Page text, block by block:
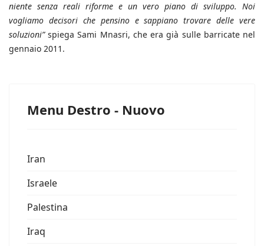
niente senza reali riforme e un vero piano di sviluppo. Noi
vogliamo decisori che pensino e sappiano trovare delle vere
soluzioni”spiega Sami Mnasri, che era già sulle barricate nel
gennaio 2011.
Menu Destro - Nuovo
Iran
Israele
Palestina
Iraq